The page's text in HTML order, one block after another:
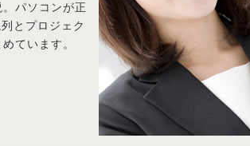
パソコンが正
とプロジェク
ています。